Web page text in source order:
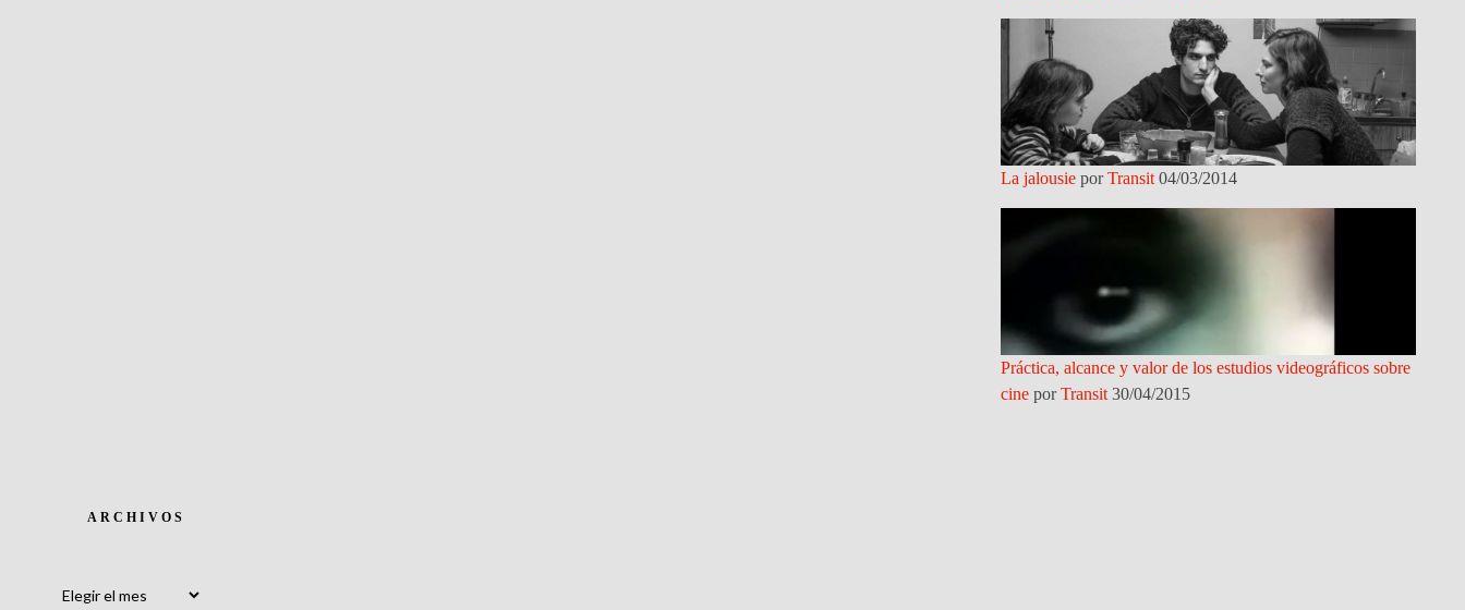
La jalousieporTransit 04/03/2014
Práctica, alcance y valor de los estudios videográficos sobre
cineporTransit 30/04/2015
ARCHIVOS